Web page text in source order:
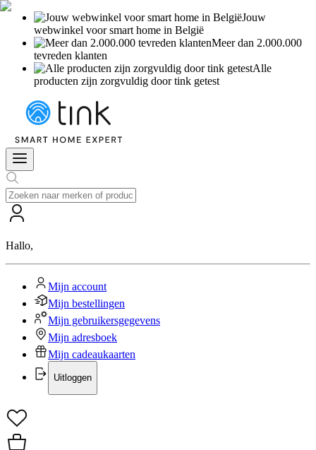
Jouw
webwinkel voor smart home in België
Meer dan 2.000.000
tevreden klanten
Alle
producten zijn zorgvuldig door tink getest
Hallo,
Mijn account
Mijn bestellingen
Mijn gebruikersgegevens
Mijn adresboek
Mijn cadeaukaarten
Uitloggen